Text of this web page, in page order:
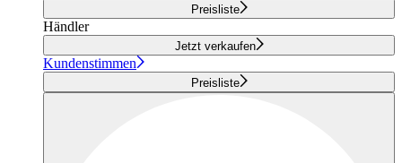
Preisliste
Händler
Jetzt verkaufen
Kundenstimmen
Preisliste